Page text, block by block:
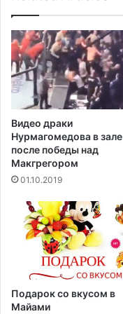
н
к
а
н
и
к
о
ш
т
р
а
н
Видео драки
Нурмагомедова в зале
после победы над
Макгрегором‍
01.10.2019
Подарок со вкусом в
Майами